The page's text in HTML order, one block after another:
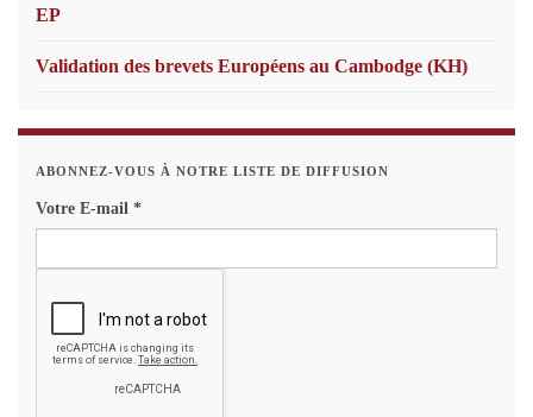
EP
Validation des brevets Européens au Cambodge (KH)
ABONNEZ-VOUS À NOTRE LISTE DE DIFFUSION
Votre E-mail *